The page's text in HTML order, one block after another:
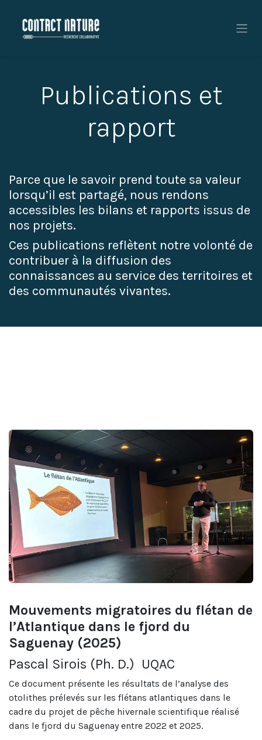
Publications et
rapport
Parce que le savoir prend toute sa valeur
lorsqu’il est partagé, nous rendons
accessibles les bilans et rapports issus de
nos projets.
Ces publications reflètent notre volonté de
contribuer à la diffusion des
connaissances au service des territoires et
des communautés vivantes.
Mouvements migratoires du flétan de
l’Atlantique dans le fjord du
Saguenay (2025)
Pascal Sirois (Ph. D.) UQAC
Ce document présente les résultats de l’analyse des
otolithes prélevés sur les flétans atlantiques dans le
cadre du projet de pêche hivernale scientifique réalisé
dans le fjord du Saguenay entre 2022 et 2025.